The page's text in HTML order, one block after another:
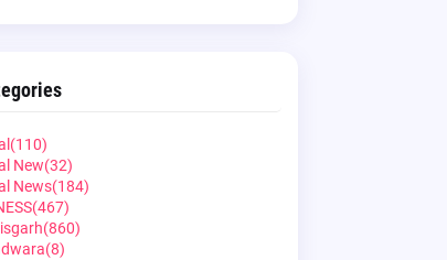
(110)
New(32)
News(184)
(467)
(860)
(8)